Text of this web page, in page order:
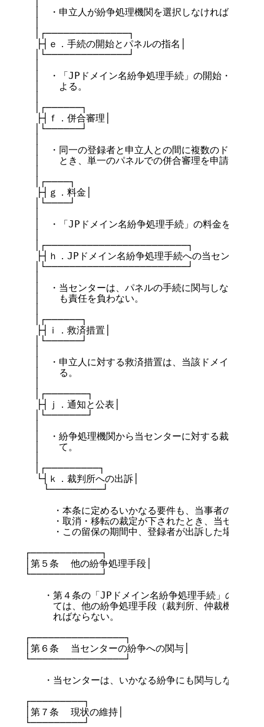
│　・申立人が紛争処理機関を選択しなければならな
│┌──────────────┐
  ├┤ｅ．手続の開始とパネルの指名│
│└──────────────┘
│　・「JPドメイン名紛争処理手続」の開始・実施手
│　　よる。
│┌──────┐
  ├┤ｆ．併合審理│
│└──────┘
│　・同一の登録者と申立人との間に複数のドメイン
│　　とき、単一のパネルでの併合審理を申請するこ
│┌────┐
  ├┤ｇ．料金│
│└────┘
│　・「JPドメイン名紛争処理手続」の料金を誰が負
│┌────────────────────────┐
├┤ｈ．JPドメイン名紛争処理手続への当センターの
│└────────────────────────┘
│　・当センターは、パネルの手続に関与しない。ま
│　　も責任を負わない。
│┌──────┐
  ├┤ｉ．救済措置│
│└──────┘
│　・申立人に対する救済措置は、当該ドメイン名の
│　　る。
│┌───────┐
  ├┤ｊ．通知と公表│
│└───────┘
│　・紛争処理機関から当センターに対する裁定結果
│　　て。
│┌─────────┐
  └┤ｋ．裁判所への出訴│
└─────────┘
・本条に定めるいかなる要件も、当事者の出訴を
・取消・移転の裁定が下されたとき、当センター
・この留保の期間中、登録者が出訴した場合、裁
┌────────────┐
│第５条  他の紛争処理手段│
└────────────┘
・第４条の「JPドメイン名紛争処理手続」の適用対
ては、他の紛争処理手段（裁判所、仲裁機関など
ればならない。
┌────────────────┐
│第６条  当センターの紛争への関与│
└────────────────┘
・当センターは、いかなる紛争にも関与しない。
┌─────────┐
│第７条  現状の維持│
└─────────┘